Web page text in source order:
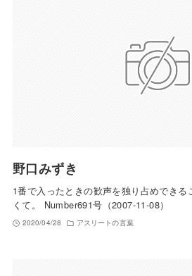
野口みずき
1番で入ったときの歓声を独り占めできる
くて。 Number691号（2007-11-08）
2020/04/28 アスリートの言葉